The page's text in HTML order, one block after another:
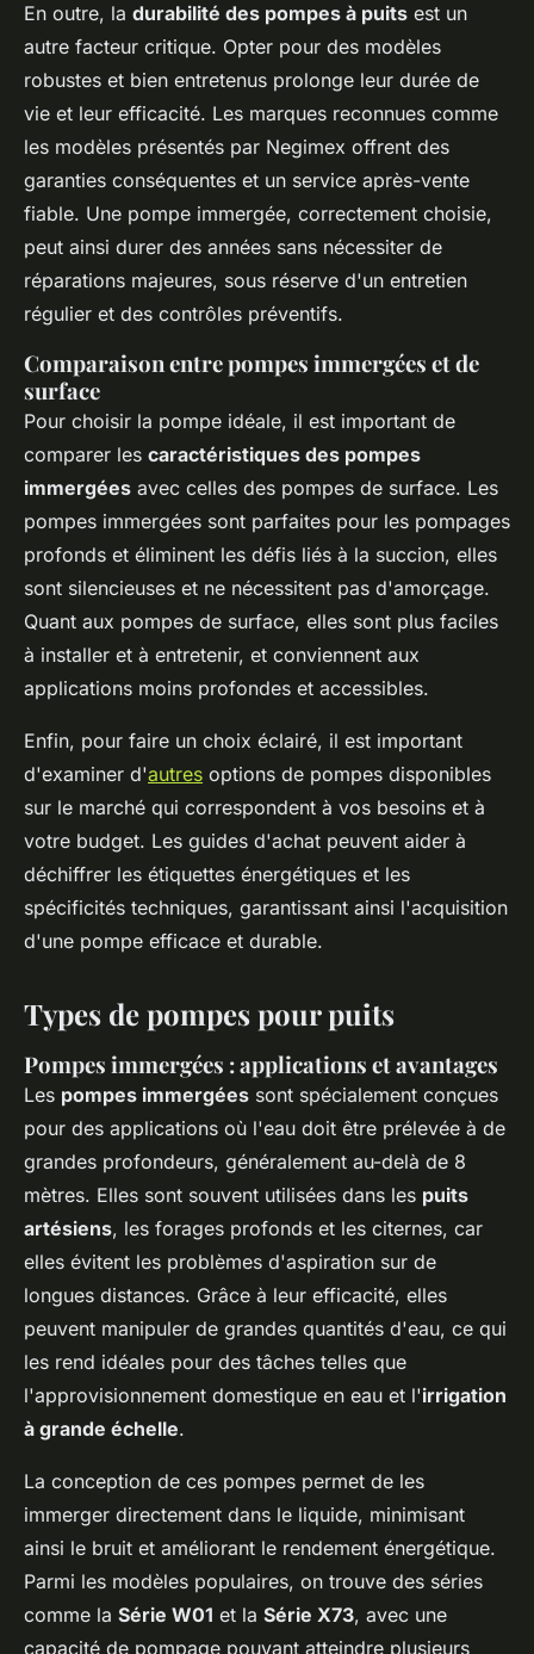
En outre, la durabilité des pompes à puits est un
autre facteur critique. Opter pour des modèles
robustes et bien entretenus prolonge leur durée de
vie et leur efficacité. Les marques reconnues comme
les modèles présentés par Negimex offrent des
garanties conséquentes et un service après-vente
fiable. Une pompe immergée, correctement choisie,
peut ainsi durer des années sans nécessiter de
réparations majeures, sous réserve d'un entretien
régulier et des contrôles préventifs.
Comparaison entre pompes immergées et de
surface
Pour choisir la pompe idéale, il est important de
comparer les caractéristiques des pompes
immergées avec celles des pompes de surface. Les
pompes immergées sont parfaites pour les pompages
profonds et éliminent les défis liés à la succion, elles
sont silencieuses et ne nécessitent pas d'amorçage.
Quant aux pompes de surface, elles sont plus faciles
à installer et à entretenir, et conviennent aux
applications moins profondes et accessibles.
Enfin, pour faire un choix éclairé, il est important
d'examiner d'autres options de pompes disponibles
sur le marché qui correspondent à vos besoins et à
votre budget. Les guides d'achat peuvent aider à
déchiffrer les étiquettes énergétiques et les
spécificités techniques, garantissant ainsi l'acquisition
d'une pompe efficace et durable.
Types de pompes pour puits
Pompes immergées : applications et avantages
Les pompes immergées sont spécialement conçues
pour des applications où l'eau doit être prélevée à de
grandes profondeurs, généralement au-delà de 8
mètres. Elles sont souvent utilisées dans les puits
artésiens, les forages profonds et les citernes, car
elles évitent les problèmes d'aspiration sur de
longues distances. Grâce à leur efficacité, elles
peuvent manipuler de grandes quantités d'eau, ce qui
les rend idéales pour des tâches telles que
l'approvisionnement domestique en eau et l'irrigation
à grande échelle.
La conception de ces pompes permet de les
immerger directement dans le liquide, minimisant
ainsi le bruit et améliorant le rendement énergétique.
Parmi les modèles populaires, on trouve des séries
comme la Série W01 et la Série X73, avec une
capacité de pompage pouvant atteindre plusieurs